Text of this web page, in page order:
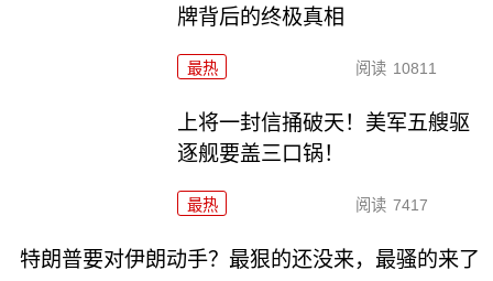
牌背后的终极真相
最热 阅读 10811
上将一封信捅破天！美军五艘驱
逐舰要盖三口锅！
最热 阅读 7417
特朗普要对伊朗动手？最狠的还没来，最骚的来了